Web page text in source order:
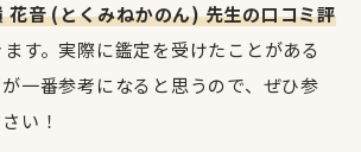
花音 (とくみねかのん) 先生の口コミ評
す。実際に鑑定を受けたことがある
一番参考になると思うので、ぜひ参
い！